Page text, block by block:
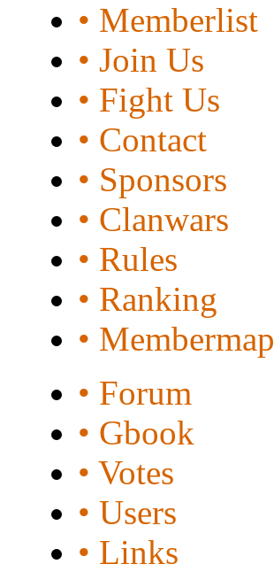
• Memberlist
• Join Us
• Fight Us
• Contact
• Sponsors
• Clanwars
• Rules
• Ranking
• Membermap
• Forum
• Gbook
• Votes
• Users
• Links